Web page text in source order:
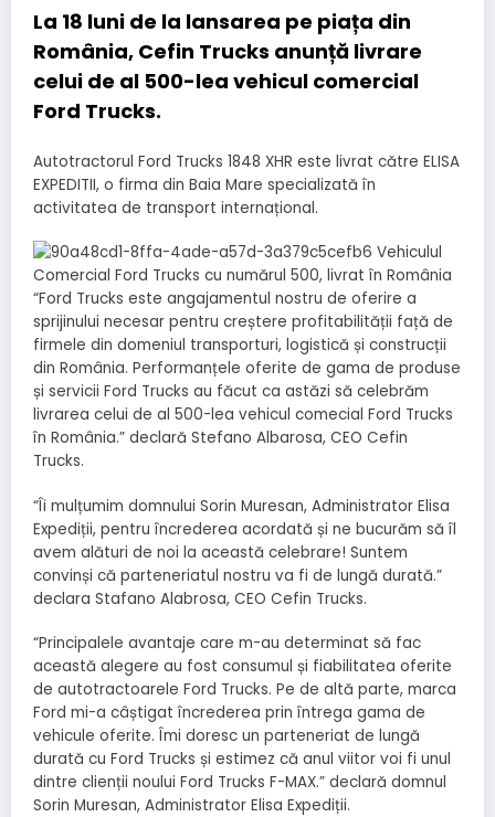
La 18 luni de la lansarea pe piața din
România, Cefin Trucks anunță livrare
celui de al 500-lea vehicul comercial
Ford Trucks.
Autotractorul Ford Trucks 1848 XHR este livrat către ELISA
EXPEDITII, o firma din Baia Mare specializată în
activitatea de transport internațional.
“Ford Trucks este angajamentul nostru de oferire a
sprijinului necesar pentru creștere profitabilității față de
firmele din domeniul transporturi, logistică și construcții
din România. Performanțele oferite de gama de produse
și servicii Ford Trucks au făcut ca astăzi să celebrăm
livrarea celui de al 500-lea vehicul comecial Ford Trucks
în România.” declară Stefano Albarosa, CEO Cefin
Trucks.
“Îi mulțumim domnului Sorin Muresan, Administrator Elisa
Expediții, pentru încrederea acordată și ne bucurăm să îl
avem alături de noi la această celebrare! Suntem
convinși că parteneriatul nostru va fi de lungă durată.”
declara Stafano Alabrosa, CEO Cefin Trucks.
“Principalele avantaje care m-au determinat să fac
această alegere au fost consumul și fiabilitatea oferite
de autotractoarele Ford Trucks. Pe de altă parte, marca
Ford mi-a câștigat încrederea prin întrega gama de
vehicule oferite. Îmi doresc un parteneriat de lungă
durată cu Ford Trucks și estimez că anul viitor voi fi unul
dintre clienții noului Ford Trucks F-MAX.” declară domnul
Sorin Muresan, Administrator Elisa Expediții.